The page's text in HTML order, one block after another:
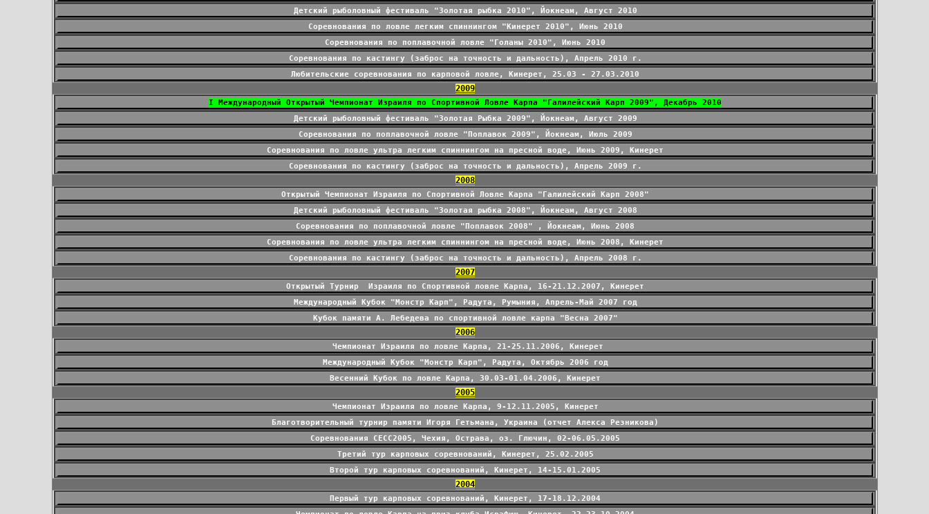
Детский рыболовный фестиваль "Золотая рыбка 2010", Йокнеам, Август 2010
Соревнования по ловле легким спиннингом "Кинерет 2010", Июнь 2010
Соревнования по поплавочной ловле "Голаны 2010", Июнь 2010
Соревнования по кастингу (заброс на точность и дальность), Апрель 2010 г.
Любительские соревнования по карповой ловле, Кинерет, 25.03 - 27.03.2010
2009
I Международный Открытый Чемпионат Израиля по Спортивной Ловле Карпа "Галилейский Карп 2009", Декабрь 2010
Детский рыболовный фестиваль "Золотая Рыбка 2009", Йокнеам, Август 2009
Соревнования по поплавочной ловле "Поплавок 2009", Йокнеам, Июль 2009
Соревнования по ловле ультра легким спиннингом на пресной воде, Июнь 2009, Кинерет
Соревнования по кастингу (заброс на точность и дальность), Апрель 2009 г.
2008
Открытый Чемпионат Израиля по Спортивной Ловле Карпа "Галилейский Карп 2008"
Детский рыболовный фестиваль "Золотая рыбка 2008", Йокнеам, Август 2008
Соревнования по поплавочной ловле "Поплавок 2008" , Йокнеам, Июнь 2008
Соревнования по ловле ультра легким спиннингом на пресной воде, Июнь 2008, Кинерет
Соревнования по кастингу (заброс на точность и дальность), Апрель 2008 г.
2007
Открытый Турнир Израиля по Спортивной ловле Карпа, 16-21.12.2007, Кинерет
Международный Кубок "Монстр Карп", Радута, Румыния, Апрель-Май 2007 год
Кубок памяти А. Лебедева по спортивной ловле карпа "Весна 2007"
2006
Чемпионат Израиля по ловле Карпа, 21-25.11.2006, Кинерет
Международный Кубок "Монстр Карп", Радута, Октябрь 2006 год
Весенний Кубок по ловле Карпа, 30.03-01.04.2006, Кинерет
2005
Чемпионат Израиля по ловле Карпа, 9-12.11.2005, Кинерет
Благотворительный турнир памяти Игоря Гетьмана, Украина (отчет Алекса Резникова)
Соревнования CECC2005, Чехия, Острава, оз. Глючин, 02-06.05.2005
Третий тур карповых соревнований, Кинерет, 25.02.2005
Второй тур карповых соревнований, Кинерет, 14-15.01.2005
2004
Первый тур карповых соревнований, Кинерет, 17-18.12.2004